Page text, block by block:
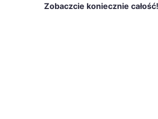
Zobaczcie koniecznie całość!